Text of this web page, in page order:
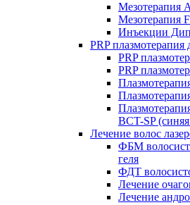
Мезотерапия
Мезотерапия
Инъекции
PRP плазмотерапия
PRP
PRP
BCT-SP
Лечение волос
ФБМ
геля
ФДТ
Лечение
Лечение